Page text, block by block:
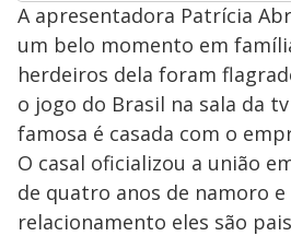
A apresentadora Patrícia
um belo momento em
herdeiros dela foram
o jogo do Brasil na sala da
famosa é casada com o
O casal oficializou a união
de quatro anos de namoro e
relacionamento eles são